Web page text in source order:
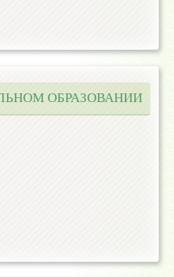
ОБРАЗОВАНИИ